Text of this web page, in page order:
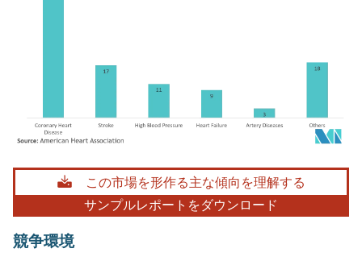
画像 © Mordor Intelligence。再利用にはCC BY 4.0の表示が必要です。
この市場を形作る主な傾向を理解する
サンプルレポートをダウンロード
競争環境